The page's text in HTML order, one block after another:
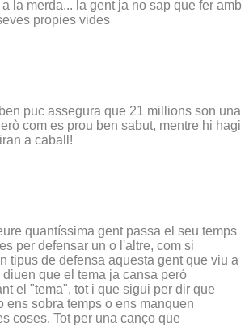
la merda... la gent ja no sap que fer amb
propies vides
puc assegura que 21 millions son una
com es prou ben sabut, mentre hi hagi
a caball!
quantíssima gent passa el seu temps
per defensar un o l'altre, com si
tipus de defensa aquesta gent que viu a
que el tema ja cansa peró
el "tema", tot i que sigui per dir que
ens sobra temps o ens manquen
coses. Tot per una canço que